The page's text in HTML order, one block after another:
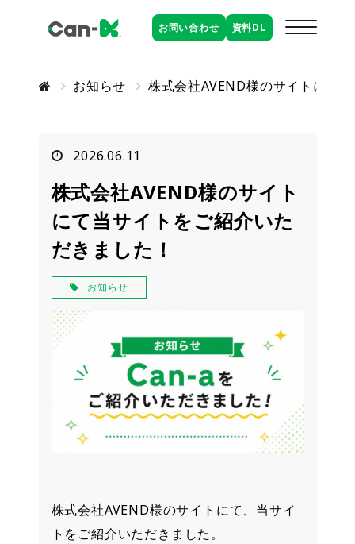
お問い合わせ 資料DL
お知らせ 株式会社AVEND様のサイトにて
2026.06.11
株式会社AVEND様のサイト
にて当サイトをご紹介いた
だきました！
お知らせ
株式会社AVEND様のサイトにて、当サイ
トをご紹介いただきました。